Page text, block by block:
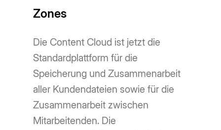
Zones
Die Content Cloud ist jetzt die
Standardplattform für die
Speicherung und Zusammenarbeit
aller Kundendateien sowie für die
Zusammenarbeit zwischen
Mitarbeitenden. Die